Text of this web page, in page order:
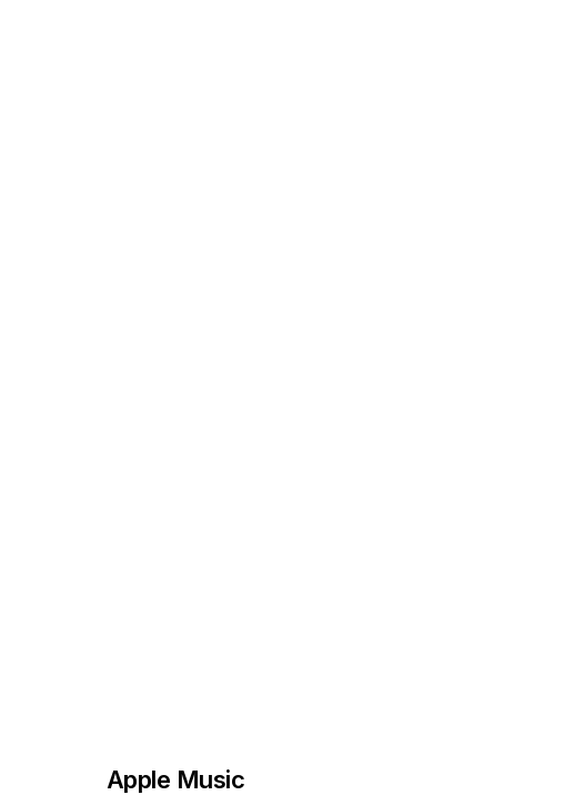
Apple Music